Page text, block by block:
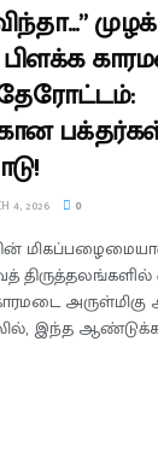
4, 2026 0
அருள்மிகு
இந்த